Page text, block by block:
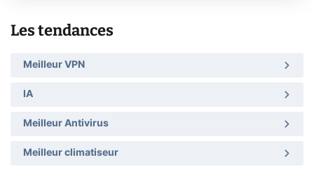
Les tendances
Meilleur VPN
IA
Meilleur Antivirus
Meilleur climatiseur